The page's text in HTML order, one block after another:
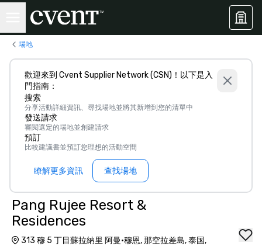
場地
歡迎來到 Cvent Supplier Network (CSN)！以下是入
門指南：
搜索
分享活動詳細資訊、尋找場地並將其新增到您的清單中
發送請求
審閱選定的場地並創建請求
預訂
比較建議書並預訂您理想的活動空間
瞭解更多資訊 查找場地
Pang Rujee Resort &
Residences
313 穆 5 丁目蘇拉納里 阿曼·穆恩, 那空拉差島, 泰国,